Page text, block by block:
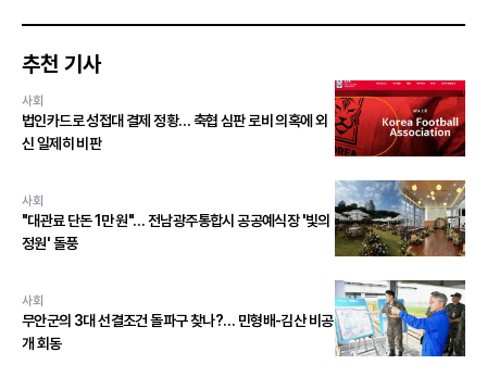
추천 기사
사회
법인카드로 성접대 결제 정황… 축협 심판 로비 의혹에 외
신 일제히 비판
사회
"대관료 단돈 1만 원"… 전남광주통합시 공공예식장 '빛의
정원' 돌풍
사회
무안군의 3대 선결조건 돌파구 찾나?… 민형배-김산 비공
개 회동